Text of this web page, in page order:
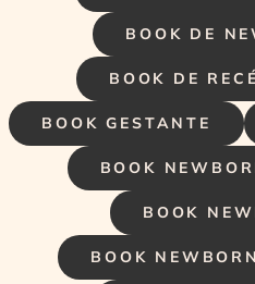
BOOK DE
BOOK DE
BOOK GESTANTE
BOOK
BOOK
BOOK